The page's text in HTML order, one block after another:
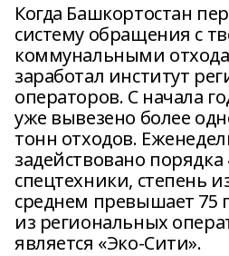
Когда Башкортостан
систему обращения с
коммунальными
заработал институт
операторов. С начала
уже вывезено более
тонн отходов.
задействовано
спецтехники, степень
среднем превышает 75
из региональных
является «Эко-Сити».